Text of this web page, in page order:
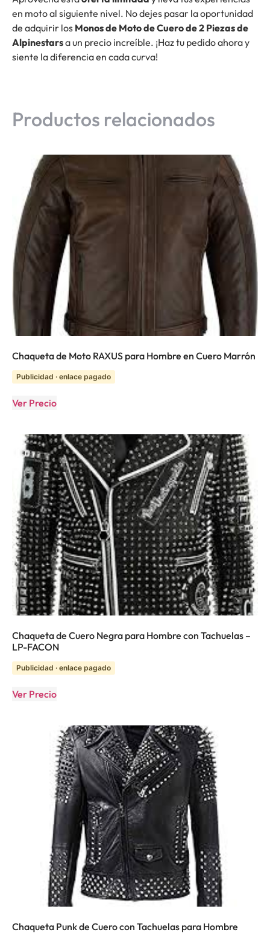
en moto al siguiente nivel. No dejes pasar la oportunidad
de adquirir los Monos de Moto de Cuero de 2 Piezas de
Alpinestarsa un precio increíble. ¡Haz tu pedido ahora y
siente la diferencia en cada curva!
Productos relacionados
Chaqueta de Moto RAXUS para Hombre en Cuero Marrón
Publicidad · enlace pagado
Ver Precio
Chaqueta de Cuero Negra para Hombre con Tachuelas –
LP-FACON
Publicidad · enlace pagado
Ver Precio
Chaqueta Punk de Cuero con Tachuelas para Hombre